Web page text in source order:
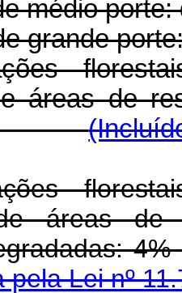
médio
grande
áreas de
áreas
pela Lei nº